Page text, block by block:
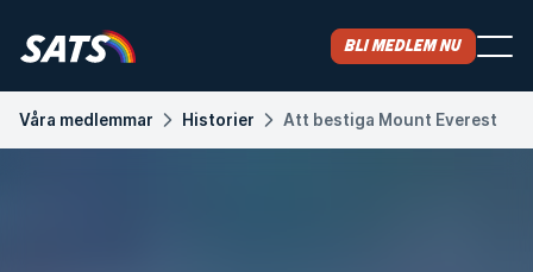
Bli medlem nu
Våra medlemmar Historier Att bestiga Mount Everest